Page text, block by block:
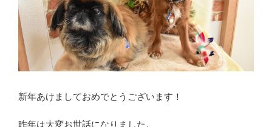
新年あけましておめでとうございます！
昨年は大変お世話になりました。